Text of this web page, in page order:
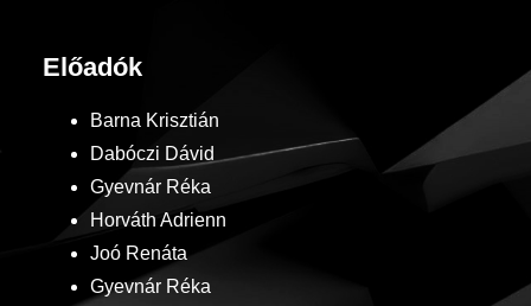
Előadók
Barna Krisztián
Dabóczi Dávid
Gyevnár Réka
Horváth Adrienn
Joó Renáta
Gyevnár Réka